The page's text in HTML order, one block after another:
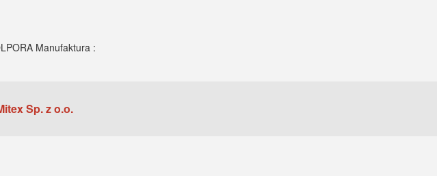
Manufaktura :
Sp. z o.o.